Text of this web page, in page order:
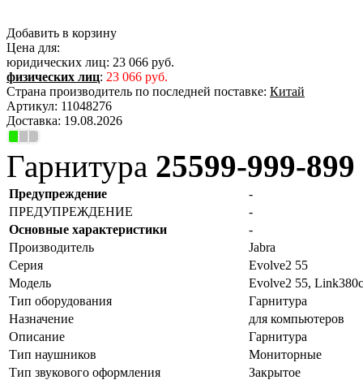
Добавить в корзину
Цена для:
юридических лиц: 23 066 руб.
физических лиц: 23 066 руб.
Страна производитель по последней поставке: Китай
Артикул: 11048276
Доставка: 19.08.2026
Гарнитура 25599-999-899
Предупреждение
-
ПРЕДУПРЕЖДЕНИЕ
-
Основные характеристики
-
Производитель
Jabra
Серия
Evolve2 55
Модель
Evolve2 55,
Тип оборудования
Гарнитура
Назначение
для компьютеров
Описание
Гарнитура
Тип наушников
Мониторные
Тип звукового оформления
Закрытое